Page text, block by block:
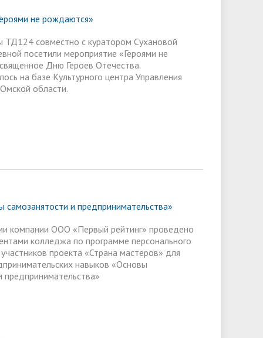
не рождаются»
ТД124 совместно с куратором Сухановой
посетили мероприятие «Героями не
Дню Героев Отечества.
на базе Культурного центра Управления
области.
самозанятости и предпринимательства»
компании ООО «Первый рейтинг» проведено
колледжа по программе персонального
проекта «Страна мастеров» для
навыков «Основы
предпринимательства»